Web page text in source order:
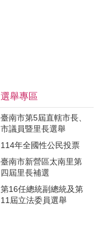
選舉專區
臺南市第5屆直轄市長、
市議員暨里長選舉
114年全國性公民投票
臺南市新營區太南里第
四屆里長補選
第16任總統副總統及第
11屆立法委員選舉